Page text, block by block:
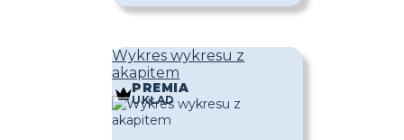
Wykres wykresu z
akapitem
PREMIA
UKŁAD